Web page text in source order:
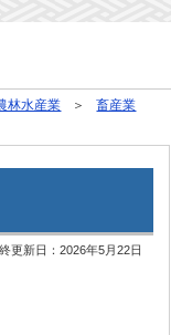
林水産業
畜産業
更新日：2026年5月22日